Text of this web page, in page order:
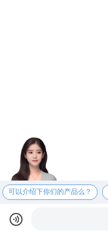
可以介绍下你们的产品么？